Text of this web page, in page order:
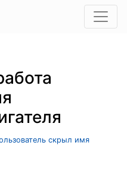
скрыл имя